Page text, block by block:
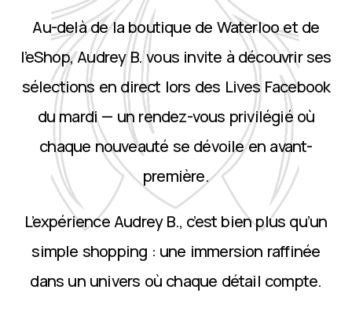
Au-delà de la boutique de Waterloo et de
l’eShop, Audrey B. vous invite à découvrir ses
sélections en direct lors des Lives Facebook
du mardi — un rendez-vous privilégié où
chaque nouveauté se dévoile en avant-
première.
L’expérience Audrey B., c’est bien plus qu’un
simple shopping : une immersion raffinée
dans un univers où chaque détail compte.